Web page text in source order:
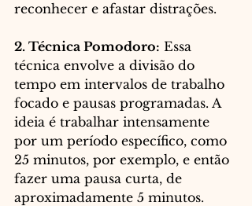
reconhecer e afastar distrações.
2. Técnica Pomodoro: Essa
técnica envolve a divisão do
tempo em intervalos de trabalho
focado e pausas programadas. A
ideia é trabalhar intensamente
por um período específico, como
25 minutos, por exemplo, e então
fazer uma pausa curta, de
aproximadamente 5 minutos.